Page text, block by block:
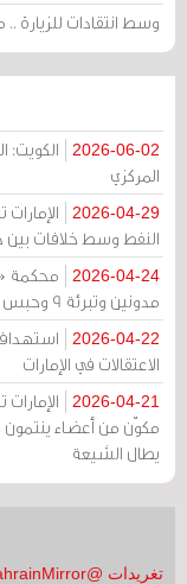
وسط انتقادات للزيارة
2026-06-02
المركزي
2026-04-29
النفط وسط خلافات بين
2026-04-24
مدونين وتبرئة 9 وحبس 18 متهماً بالتعاطف مع إيران
2026-04-22
الاعتقالات في الإمارات
2026-04-21
مكوّن من أعضاء
يطال الشيعة
تغريدات @BahrainMirror